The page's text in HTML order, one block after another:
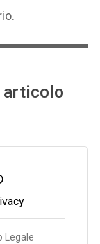
articolo
Legale